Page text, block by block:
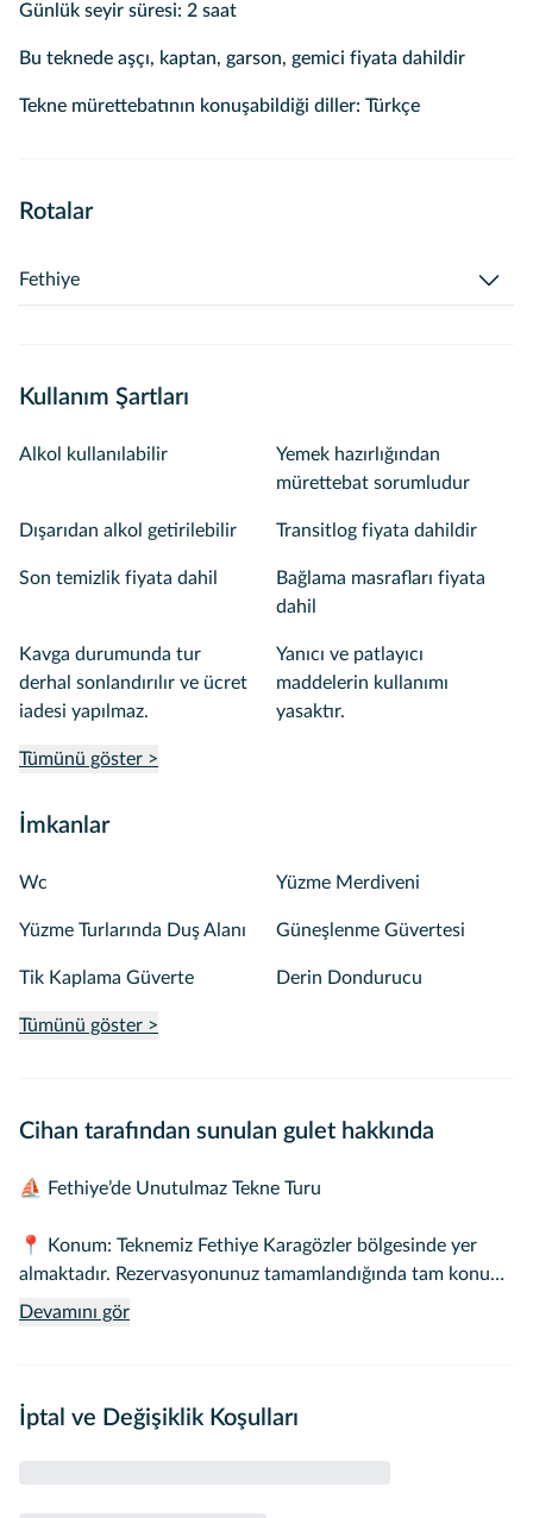
Günlük seyir süresi: 2 saat
Bu teknede aşçı, kaptan, garson, gemici fiyata dahildir
Tekne mürettebatının konuşabildiği diller: Türkçe
Rotalar
Fethiye
Kullanım Şartları
Alkol kullanılabilir
Yemek hazırlığından
mürettebat sorumludur
Dışarıdan alkol getirilebilir Transitlog fiyata dahildir
Son temizlik fiyata dahil
Bağlama masrafları fiyata
dahil
Kavga durumunda tur
derhal sonlandırılır ve ücret
iadesi yapılmaz.
Yanıcı ve patlayıcı
maddelerin kullanımı
yasaktır.
Tümünü göster >
İmkanlar
Wc Yüzme Merdiveni
Yüzme Turlarında Duş Alanı Güneşlenme Güvertesi
Tik Kaplama Güverte Derin Dondurucu
Tümünü göster >
Cihan tarafından sunulan gulet hakkında
⛵ Fethiye’de Unutulmaz Tekne Turu
📍 Konum: Teknemiz Fethiye Karagözler bölgesinde yer
almaktadır. Rezervasyonunuz tamamlandığında tam konum
bilgisi tarafınıza iletilecektir. Herhangi bir sorun yaşamanız
👥 Kapasite: 8kişi
Devamını gör
İptal ve Değişiklik Koşulları